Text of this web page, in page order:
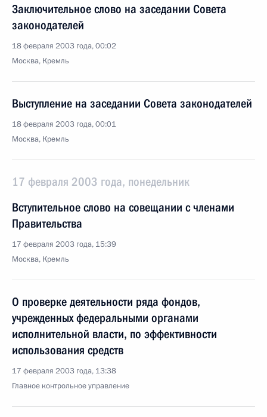
Заключительное слово на заседании Совета
законодателей
18 февраля 2003 года, 00:02
Москва, Кремль
Выступление на заседании Совета законодателей
18 февраля 2003 года, 00:01
Москва, Кремль
17 февраля 2003 года, понедельник
Вступительное слово на совещании с членами
Правительства
17 февраля 2003 года, 15:39
Москва, Кремль
О проверке деятельности ряда фондов,
учрежденных федеральными органами
исполнительной власти, по эффективности
использования средств
17 февраля 2003 года, 13:38
Главное контрольное управление